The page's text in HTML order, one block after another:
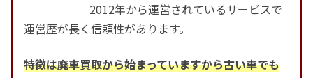
2012年から運営されているサービスで
運営歴が長く信頼性があります。
特徴は廃車買取から始まっていますから古い車でも